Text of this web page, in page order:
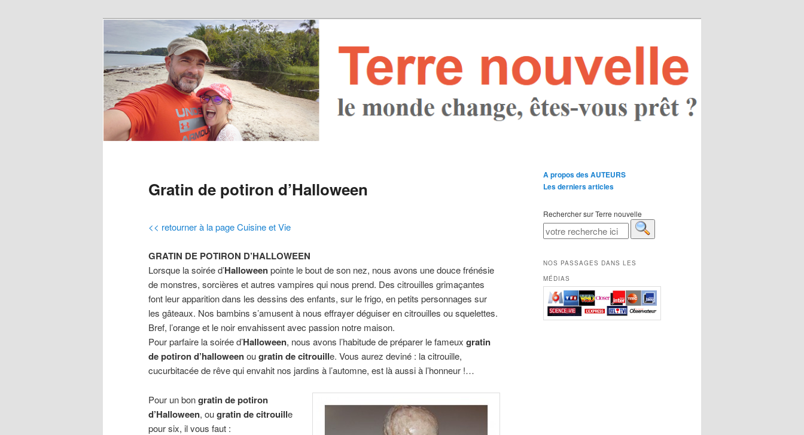
Gratin de potiron d’Halloween
<< retourner à la page Cuisine et Vie
GRATIN DE POTIRON D’HALLOWEEN
Lorsque la soirée d’Halloweenpointe le bout de son nez, nous avons une douce frénésie
de monstres, sorcières et autres vampires qui nous prend. Des citrouilles grimaçantes
font leur apparition dans les dessins des enfants, sur le frigo, en petits personnages sur
les gâteaux. Nos bambins s’amusent à nous effrayer déguiser en citrouilles ou squelettes.
Bref, l’orange et le noir envahissent avec passion notre maison.
Pour parfaire la soirée d’Halloween, nous avons l’habitude de préparer le fameux gratin
de potiron d’halloweenougratin de citrouille. Vous aurez deviné : la citrouille,
cucurbitacée de rêve qui envahit nos jardins à l’automne, est là aussi à l’honneur !…
Pour un bongratin de potiron
d’Halloween, ougratin de citrouille
pour six, il vous faut :
A propos des AUTEURS
Les derniers articles
Rechercher sur Terre nouvelle
NOS PASSAGES DANS LES
MÉDIAS